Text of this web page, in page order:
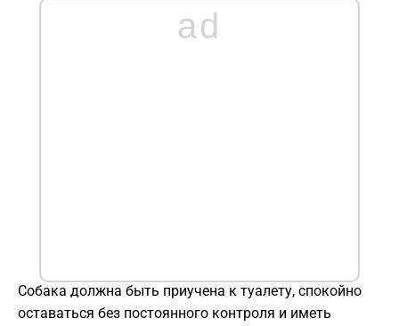
ad
Собака должна быть приучена к туалету, спокойно
оставаться без постоянного контроля и иметь